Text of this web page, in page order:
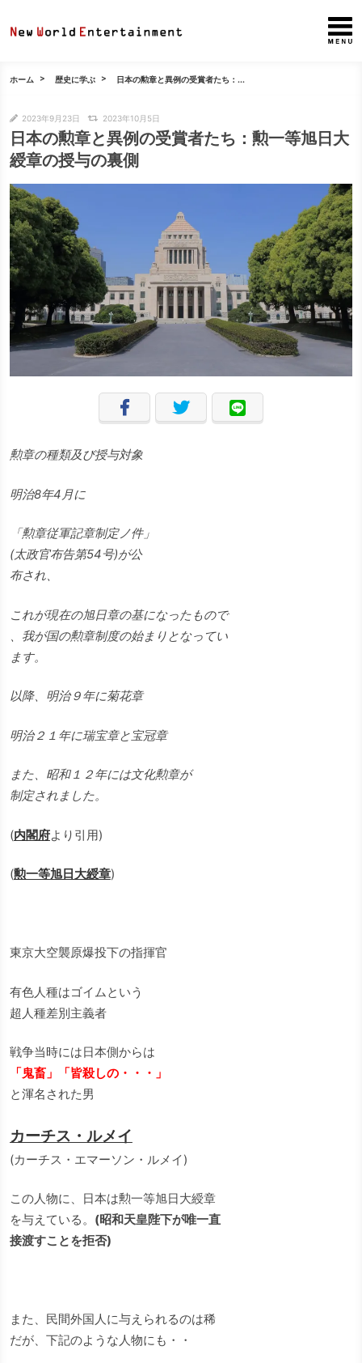
ホーム 歴史に学ぶ 日本の勲章と異例の受賞者たち：...
2023年9月23日 2023年10月5日
日本の勲章と異例の受賞者たち：勲一等旭日大
綬章の授与の裏側
勲章の種類及び授与対象
明治8年4月に
「勲章従軍記章制定ノ件」
(太政官布告第54号)が公
布され、
これが現在の旭日章の基になったもので
、我が国の勲章制度の始まりとなってい
ます。
以降、明治９年に菊花章
明治２１年に瑞宝章と宝冠章
また、昭和１２年には文化勲章が
制定されました。
(内閣府より引用)
(勲一等旭日大綬章)
東京大空襲原爆投下の指揮官
有色人種はゴイムという
超人種差別主義者
戦争当時には日本側からは
「鬼畜」「皆殺しの・・・」
と渾名された男
カーチス・ルメイ
(カーチス・エマーソン・ルメイ)
この人物に、日本は勲一等旭日大綬章
を与えている。 (昭和天皇陛下が唯一直
接渡すことを拒否)
また、民間外国人に与えられるのは稀
だが、下記のような人物にも・・